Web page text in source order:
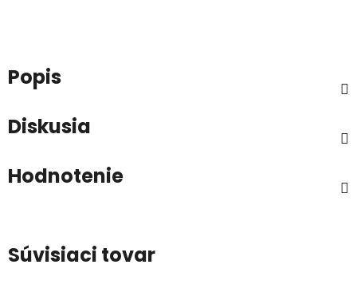
Popis
Diskusia
Hodnotenie
Súvisiaci tovar